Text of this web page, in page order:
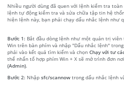
Nhiều người dùng đã quen với lệnh kiểm tra
lệnh tự động kiểm tra và sửa chữa tập tin hệ
hiện lệnh này, bạn phải chạy dấu nhắc lệnh như
Bước 1: Bắt đầu dòng lệnh như một quản trị
Win trên bàn phím và nhập "Dấu nhắc lệnh"
phải vào kết quả tìm kiếm và chọn Chạy với tư
thể nhấn tổ hợp phím Win + X sẽ mở trình đơn
(Admin).
Bước 2: Nhập sfc/scannow trong dấu nhắc lệnh